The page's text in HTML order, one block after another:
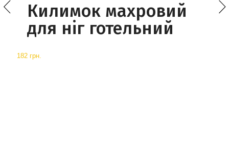
Килимок махровий
для ніг готельний
182 грн.